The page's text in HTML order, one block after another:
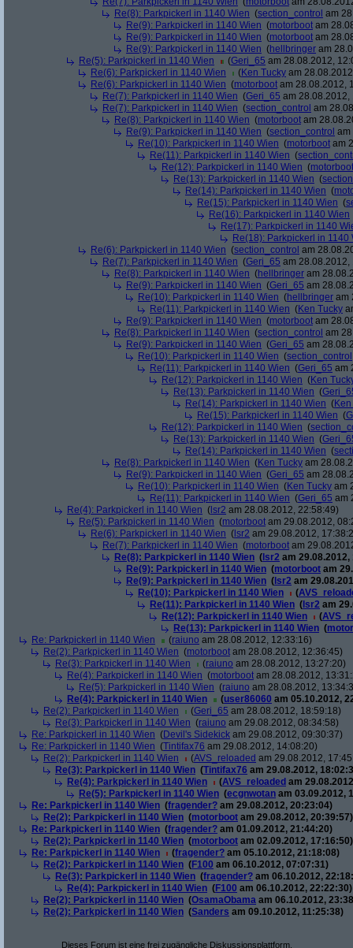
Re(8): Parkpickerl in 1140 Wien (section_control am
Re(9): Parkpickerl in 1140 Wien (motorboot am
Re(9): Parkpickerl in 1140 Wien (motorboot am
Re(9): Parkpickerl in 1140 Wien (hellbringer am
Re(5): Parkpickerl in 1140 Wien
(Geri_65 am 28.08.2012,
Re(6): Parkpickerl in 1140 Wien
(Ken Tucky am
Re(6): Parkpickerl in 1140 Wien (motorboot am 28.08.2012,
Re(7): Parkpickerl in 1140 Wien (Geri_65 am 28.08.2012,
Re(7): Parkpickerl in 1140 Wien (section_control am
Re(8): Parkpickerl in 1140 Wien (motorboot am
Re(9): Parkpickerl in 1140 Wien (section_control am
Re(10): Parkpickerl in 1140 Wien (motorboot am
Re(11): Parkpickerl in 1140 Wien (
Re(12): Parkpickerl in 1140 Wien (motorboot
Re(13): Parkpickerl in 1140 Wien (
Re(14): Parkpickerl in 1140 Wien (
Re(15): Parkpickerl in 1140 Wien (
Re(16): Parkpickerl in 1140 Wien
Re(17): Parkpickerl in 1140
Re(18): Parkpickerl in 1140
Re(6): Parkpickerl in 1140 Wien (section_control am
Re(7): Parkpickerl in 1140 Wien (Geri_65 am 28.08.2012,
Re(8): Parkpickerl in 1140 Wien (hellbringer am
Re(9): Parkpickerl in 1140 Wien (Geri_65 am
Re(10): Parkpickerl in 1140 Wien (hellbringer am
Re(11): Parkpickerl in 1140 Wien (Ken Tucky
Re(9): Parkpickerl in 1140 Wien (motorboot am
Re(8): Parkpickerl in 1140 Wien (section_control am
Re(9): Parkpickerl in 1140 Wien (Geri_65 am
Re(10): Parkpickerl in 1140 Wien (section_control
Re(11): Parkpickerl in 1140 Wien (Geri_65 am
Re(12): Parkpickerl in 1140 Wien (Ken
Re(13): Parkpickerl in 1140 Wien (
Re(14): Parkpickerl in 1140 Wien (
Re(15): Parkpickerl in 1140 Wien (
Re(12): Parkpickerl in 1140 Wien (
Re(13): Parkpickerl in 1140 Wien (
Re(14): Parkpickerl in 1140 Wien (
Re(8): Parkpickerl in 1140 Wien (Ken Tucky am
Re(9): Parkpickerl in 1140 Wien (Geri_65 am
Re(10): Parkpickerl in 1140 Wien (Ken Tucky am
Re(11): Parkpickerl in 1140 Wien (Geri_65 am
Re(4): Parkpickerl in 1140 Wien ( lsr2 am 28.08.2012, 22:58:49)
Re(5): Parkpickerl in 1140 Wien (motorboot am 29.08.2012,
Re(6): Parkpickerl in 1140 Wien ( lsr2 am 29.08.2012,
Re(7): Parkpickerl in 1140 Wien (motorboot am
Re(8): Parkpickerl in 1140 Wien ( lsr2 am 29.08.2012,
Re(9): Parkpickerl in 1140 Wien (motorboot am
Re(9): Parkpickerl in 1140 Wien ( lsr2 am
Re(10): Parkpickerl in 1140 Wien
(
Re(11): Parkpickerl in 1140 Wien ( lsr2 am
Re(12): Parkpickerl in 1140 Wien
(
Re(13): Parkpickerl in 1140 Wien (
Re: Parkpickerl in 1140 Wien
(raiuno am 28.08.2012, 12:33:16)
Re(2): Parkpickerl in 1140 Wien (motorboot am 28.08.2012, 12:36:45)
Re(3): Parkpickerl in 1140 Wien
(raiuno am 28.08.2012, 13:27:20)
Re(4): Parkpickerl in 1140 Wien (motorboot am 28.08.2012,
Re(5): Parkpickerl in 1140 Wien (raiuno am 28.08.2012,
Re(4): Parkpickerl in 1140 Wien
(user86060 am 05.10.2012,
Re(2): Parkpickerl in 1140 Wien
(Geri_65 am 28.08.2012, 18:59:18)
Re(3): Parkpickerl in 1140 Wien (raiuno am 29.08.2012, 08:34:58)
Re: Parkpickerl in 1140 Wien (Devil's Sidekick am 29.08.2012, 09:30:37)
Re: Parkpickerl in 1140 Wien (Tintifax76 am 29.08.2012, 14:08:20)
Re(2): Parkpickerl in 1140 Wien
(AVS_reloaded am 29.08.2012,
Re(3): Parkpickerl in 1140 Wien (Tintifax76 am 29.08.2012,
Re(4): Parkpickerl in 1140 Wien
(AVS_reloaded am
Re(5): Parkpickerl in 1140 Wien (ecgnwotan am 03.09.2012,
Re: Parkpickerl in 1140 Wien (fragender? am 29.08.2012, 20:23:04)
Re(2): Parkpickerl in 1140 Wien (motorboot am 29.08.2012, 20:39:57)
Re: Parkpickerl in 1140 Wien (fragender? am 01.09.2012, 21:44:20)
Re(2): Parkpickerl in 1140 Wien (motorboot am 02.09.2012, 17:16:50)
Re: Parkpickerl in 1140 Wien
(fragender? am 05.10.2012, 21:18:08)
Re(2): Parkpickerl in 1140 Wien (F100 am 06.10.2012, 07:07:31)
Re(3): Parkpickerl in 1140 Wien (fragender? am 06.10.2012,
Re(4): Parkpickerl in 1140 Wien (F100 am 06.10.2012, 22:22:30)
Re(2): Parkpickerl in 1140 Wien (OsamaObama am 06.10.2012,
Re(2): Parkpickerl in 1140 Wien (Sanders am 09.10.2012, 11:25:38)
Dieses Forum ist eine frei zugängliche Diskussionsplattform.